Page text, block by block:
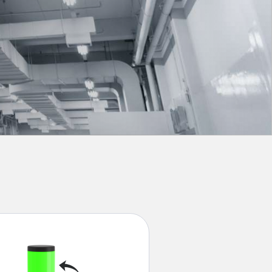
Sensor de Vibración
TECNOLOGÍA
Sensors with IO-Link